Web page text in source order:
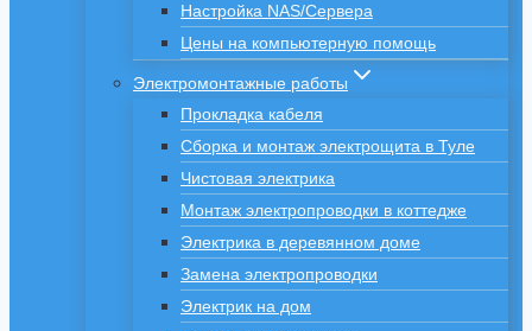
Настройка NAS/Сервера
Цены на компьютерную помощь
Электромонтажные работы
Прокладка кабеля
Сборка и монтаж электрощита в Туле
Чистовая электрика
Монтаж электропроводки в коттедже
Электрика в деревянном доме
Замена электропроводки
Электрик на дом